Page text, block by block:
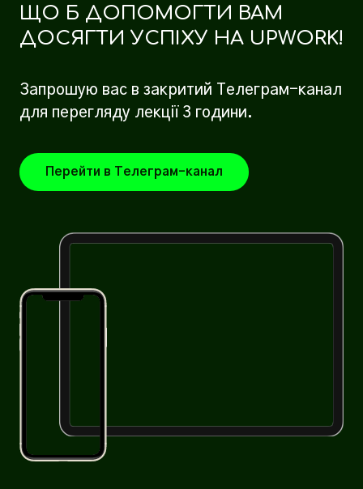
ЩО Б ДОПОМОГТИ ВАМ
ДОСЯГТИ УСПІХУ НА UPWORK!
Запрошую вас в закритий Телеграм-канал
для перегляду лекції 3 години.
Перейти в Телеграм-канал